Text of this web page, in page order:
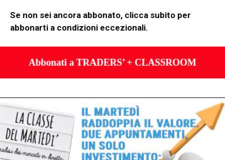
Se non sei ancora abbonato, clicca subito per
abbonarti a condizioni eccezionali.